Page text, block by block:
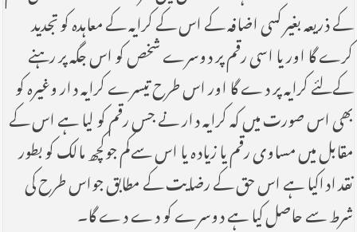
کے ذریعہ بغیر کسی اضافہ کے اس کے کرایہ کے معاہدہ کو تجدید
کرے گا اور یا اسی رقم پر دوسرے شخص کو اس جگہ پر رہنے
کےلئے کرایہ پر دے گا اور اس طرح تیسرے کرایہ دار وغیرہ کو
بھی اس صورت میں کہ کرایہ دار نے جس رقم کو لیا ہے اس کے
مقابل میں مساوی رقم یا زیادہ یا اس سےکم جوکچھ مالک کو بطور
نقد اداکیا ہے اس حق کے رضایت کے مطابق جواس طرح کی
شرط سے حاصل کیا ہے دوسرے کو دے دے گا۔